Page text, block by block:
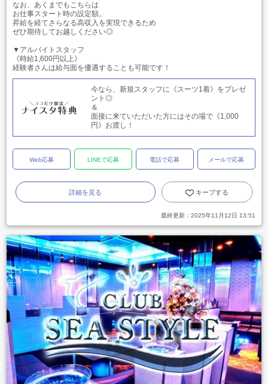
なお、あくまでもこちらは
お仕事スタート時の設定額。
昇給を経てさらなる高収入を実現できるため
ぜひ期待してお越しください◎
▼アルバイトスタッフ
《時給1,600円以上》
経験者さんは給与面を優遇することも可能です！
今なら、新規スタッフに《スーツ1着》をプレゼ
ント◎
＆
面接に来ていただいた方にはその場で《1,000
円》お渡し！
Web応募 LINEで応募 電話で応募 メールで応募
詳細を見る キープする
最終更新： 2025年11月12日 13:51